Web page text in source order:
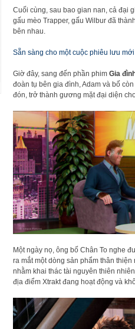
Cuối cùng, sau bao gian nan, cả đại
gấu mèo Trapper, gấu Wilbur đã
bên nhau.
Sẵn sàng cho một cuộc phiêu lưu
Giờ đây, sang đến phần phim Gia
đoàn tụ bên gia đình, Adam và bố
đón, trở thành gương mặt đại diện
Một ngày nọ, ông bố Chân To nghe
ra mắt một dòng sản phẩm thân
nhằm khai thác tài nguyên thiên
địa điểm Xtrakt đang hoạt động và